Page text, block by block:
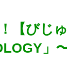
【びじ
」